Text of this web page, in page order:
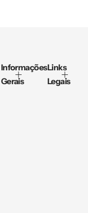
Informações
Gerais
Links
Legais